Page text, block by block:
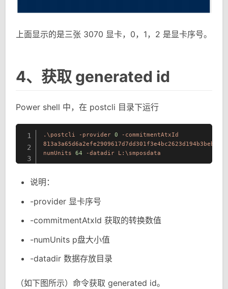
上面显示的是三张 3070 显卡，0，1，2 是显卡序号。
4、获取 generated id
Power shell 中，在 postcli 目录下运行
1
2
3
.\postcli -provider 0
-commitmentAtxId
numUnits 64 -datadir L:\smposdata
说明：
-provider 显卡序号
-commitmentAtxId 获取的转换数值
-numUnits p盘大小值
-datadir 数据存放目录
（如下图所示）命令获取 generated id。